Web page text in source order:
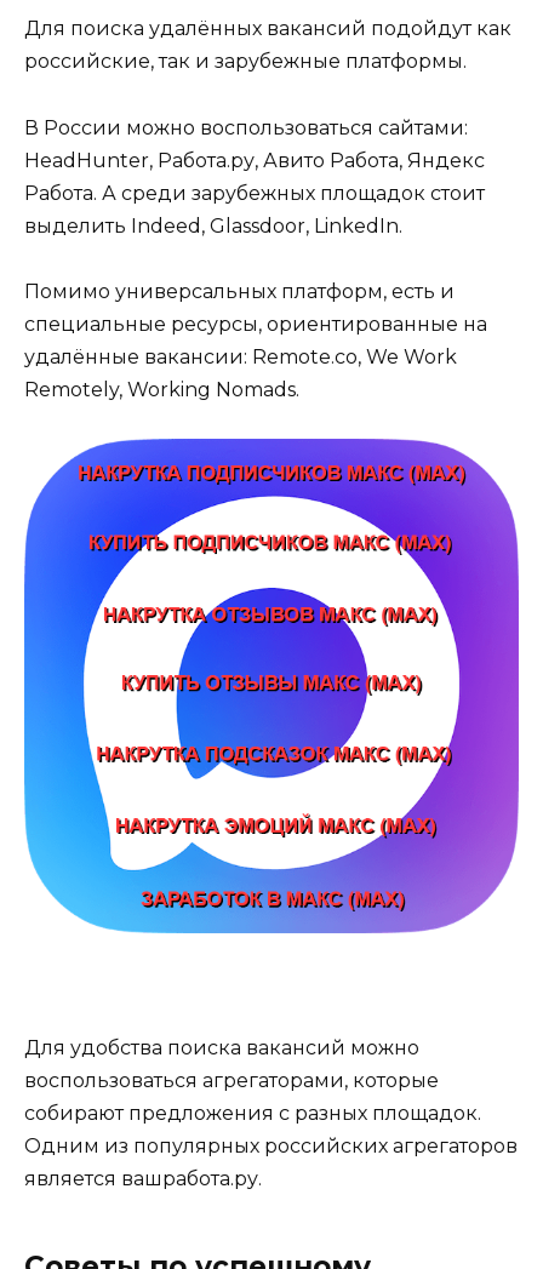
Для поиска удалённых вакансий подойдут как
российские, так и зарубежные платформы.
В России можно воспользоваться сайтами:
HeadHunter, Работа.ру, Авито Работа, Яндекс
Работа. А среди зарубежных площадок стоит
выделить Indeed, Glassdoor, LinkedIn.
Помимо универсальных платформ, есть и
специальные ресурсы, ориентированные на
удалённые вакансии: Remote.co, We Work
Remotely, Working Nomads.
Для удобства поиска вакансий можно
воспользоваться агрегаторами, которые
собирают предложения с разных площадок.
Одним из популярных российских агрегаторов
является вашработа.ру.